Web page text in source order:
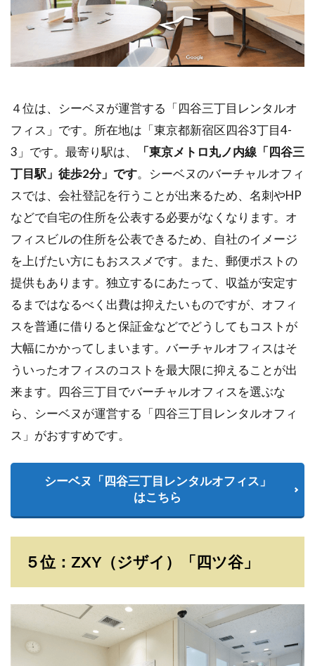
４位は、シーベヌが運営する「四谷三丁目レンタルオ
フィス」です。所在地は「東京都新宿区四谷3丁目4-
3」です。最寄り駅は、
「東京メトロ丸ノ内線「四谷三
丁目駅」徒歩2分」です。シーベヌのバーチャルオフィ
スでは、会社登記を行うことが出来るため、名刺やHP
などで自宅の住所を公表する必要がなくなります。オ
フィスビルの住所を公表できるため、自社のイメージ
を上げたい方にもおススメです。また、郵便ポストの
提供もあります。独立するにあたって、収益が安定す
るまではなるべく出費は抑えたいものですが、オフィ
スを普通に借りると保証金などでどうしてもコストが
大幅にかかってしまいます。バーチャルオフィスはそ
ういったオフィスのコストを最大限に抑えることが出
来ます。四谷三丁目でバーチャルオフィスを選ぶな
ら、シーベヌが運営する「四谷三丁目レンタルオフィ
ス」がおすすめです。
シーベヌ「四谷三丁目レンタルオフィス」
はこちら
５位：ZXY（ジザイ）「四ツ谷」